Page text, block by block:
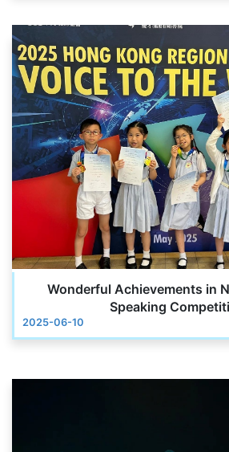
Wonderful Achievements in
Speaking
2025-06-10